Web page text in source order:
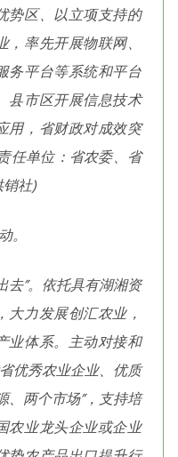
势区、以立项支持的
率先开展物联网、
务平台等系统和平台
县市区开展信息技术
用，省财政对成效突
任单位：省农委、省
社)
”。依托具有湖湘资
力发展创汇农业，
业体系。主动对接和
优秀农业企业、优质
、两个市场”，支持培
农业龙头企业或企业